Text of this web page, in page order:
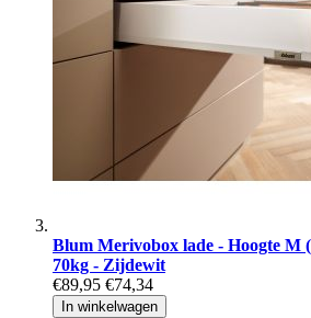
Blum Merivobox lade - Hoogte M
70kg - Zijdewit
€89,95 €74,34
In winkelwagen